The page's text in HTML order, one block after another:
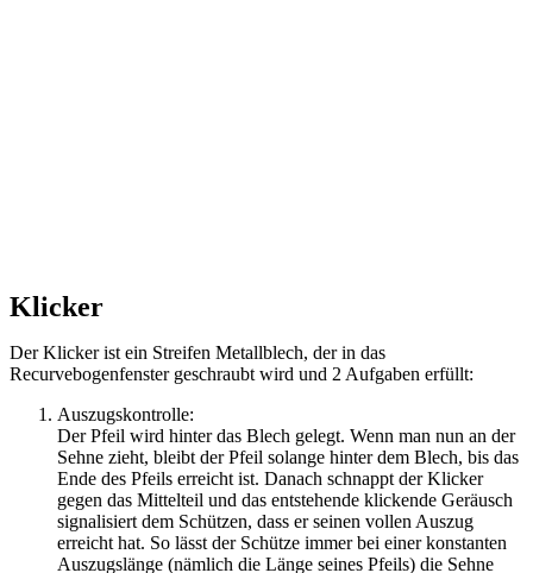
Klicker
Der Klicker ist ein Streifen Metallblech, der in das
Recurvebogenfenster geschraubt wird und 2 Aufgaben erfüllt:
Auszugskontrolle:
Der Pfeil wird hinter das Blech gelegt. Wenn man nun an der
Sehne zieht, bleibt der Pfeil solange hinter dem Blech, bis das
Ende des Pfeils erreicht ist. Danach schnappt der Klicker
gegen das Mittelteil und das entstehende klickende Geräusch
signalisiert dem Schützen, dass er seinen vollen Auszug
erreicht hat. So lässt der Schütze immer bei einer konstanten
Auszugslänge (nämlich die Länge seines Pfeils) die Sehne